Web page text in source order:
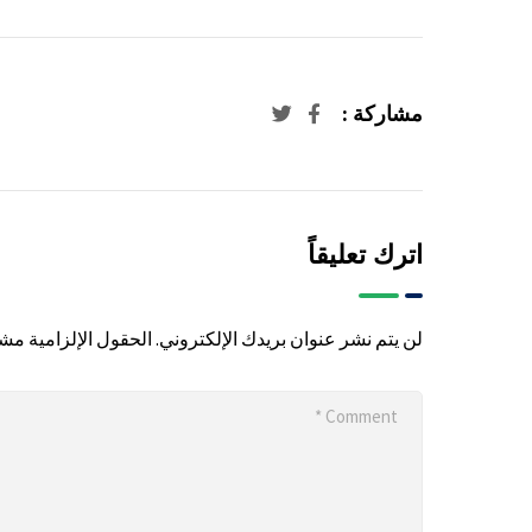
مشاركة :
اترك تعليقاً
لن يتم نشر عنوان بريدك الإلكتروني. الحقول الإلزامية